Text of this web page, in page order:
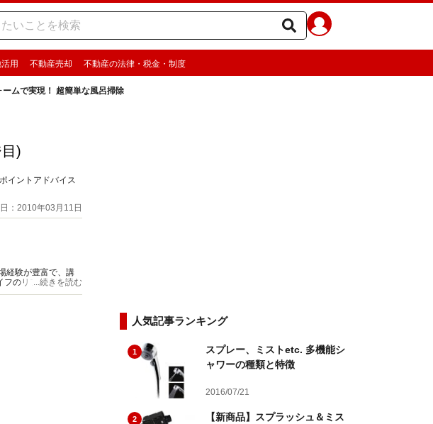
用 不動産売却 不動産の法律・税金・制度
ームで実現！ 超簡単な風呂掃除
)
イントアドバイス
：2010年03月11日
経験が豊富で、講
フのリフォーム」を
...続きを読む
人気記事ランキング
1
スプレー、ミストetc. 多機能シ
ャワーの種類と特徴
2016/07/21
2
【新商品】スプラッシュ＆ミス